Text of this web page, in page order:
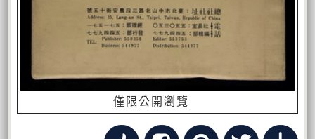
僅限公開瀏覽